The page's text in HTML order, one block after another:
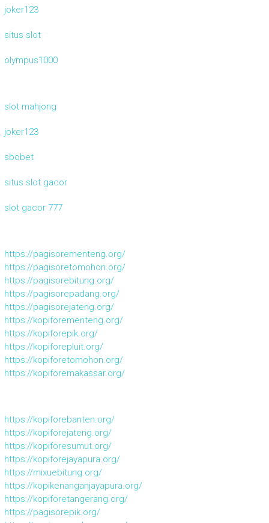
joker123
situs slot
olympus1000
slot mahjong
joker123
sbobet
situs slot gacor
slot gacor 777
https://pagisorementeng.org/
https://pagisoretomohon.org/
https://pagisorebitung.org/
https://pagisorepadang.org/
https://pagisorejateng.org/
https://kopiforementeng.org/
https://kopiforepik.org/
https://kopiforepluit.org/
https://kopiforetomohon.org/
https://kopiforemakassar.org/
https://kopiforebanten.org/
https://kopiforejateng.org/
https://kopiforesumut.org/
https://kopiforejayapura.org/
https://mixuebitung.org/
https://kopikenanganjayapura.org/
https://kopiforetangerang.org/
https://pagisorepik.org/